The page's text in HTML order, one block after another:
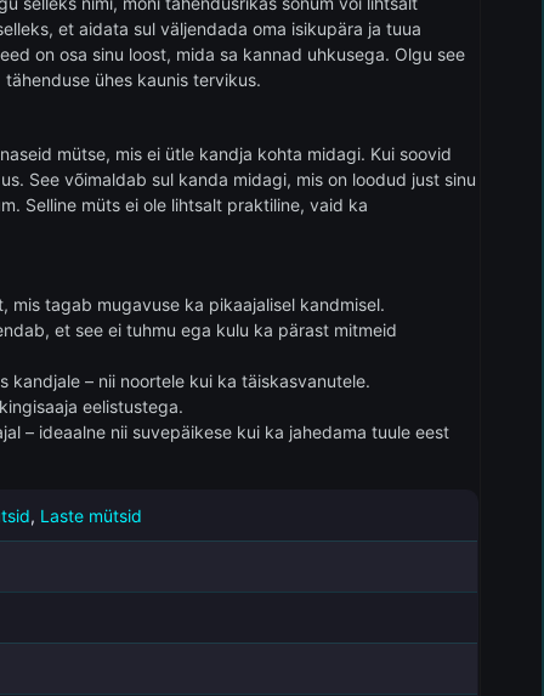
et aidata sul väljendada oma isikupära ja tuua
on osa sinu loost, mida sa kannad uhkusega. Olgu see
ühes kaunis tervikus.
mütse, mis ei ütle kandja kohta midagi. Kui soovid
See võimaldab sul kanda midagi, mis on loodud just sinu
Selline müts ei ole lihtsalt praktiline, vaid ka
tagab mugavuse ka pikaajalisel kandmisel.
et see ei tuhmu ega kulu ka pärast mitmeid
kandjale – nii noortele kui ka täiskasvanutele.
eelistustega.
– ideaalne nii suvepäikese kui ka jahedama tuule eest
, Laste mütsid